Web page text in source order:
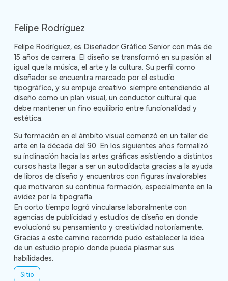
Felipe Rodríguez
Felipe Rodríguez, es Diseñador Gráfico Senior con más de
15 años de carrera. El diseño se transformó en su pasión al
igual que la música, el arte y la cultura. Su perfil como
diseñador se encuentra marcado por el estudio
tipográfico, y su empuje creativo: siempre entendiendo al
diseño como un plan visual, un conductor cultural que
debe mantener un fino equilibrio entre funcionalidad y
estética.
Su formación en el ámbito visual comenzó en un taller de
arte en la década del 90. En los siguientes años formalizó
su inclinación hacia las artes gráficas asistiendo a distintos
cursos hasta llegar a ser un autodidacta gracias a la ayuda
de libros de diseño y encuentros con figuras invalorables
que motivaron su continua formación, especialmente en la
avidez por la tipografía.
En corto tiempo logró vincularse laboralmente con
agencias de publicidad y estudios de diseño en donde
evolucionó su pensamiento y creatividad notoriamente.
Gracias a este camino recorrido pudo establecer la idea
de un estudio propio donde pueda plasmar sus
habilidades.
Sitio